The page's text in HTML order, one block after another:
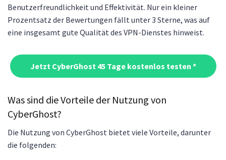
Benutzerfreundlichkeit und Effektivität. Nur ein kleiner
Prozentsatz der Bewertungen fällt unter 3 Sterne, was auf
eine insgesamt gute Qualität des VPN-Dienstes hinweist.
Jetzt CyberGhost 45 Tage kostenlos testen *
Was sind die Vorteile der Nutzung von
CyberGhost?
Die Nutzung von CyberGhost bietet viele Vorteile, darunter
die folgenden: